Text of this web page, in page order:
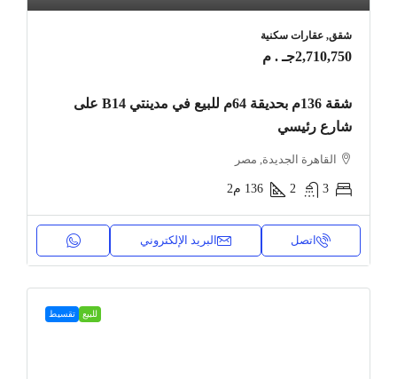
شقق, عقارات سكنية
2,710,750جـ . م
شقة 136م بحديقة 64م للبيع في مدينتي B14 على
شارع رئيسي
القاهرة الجديدة, مصر
3
2
136 م2
اتصل البريد الإلكتروني
للبيع تقسيط